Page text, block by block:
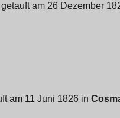
getauft am 26 Dezember
am 11 Juni 1826 in